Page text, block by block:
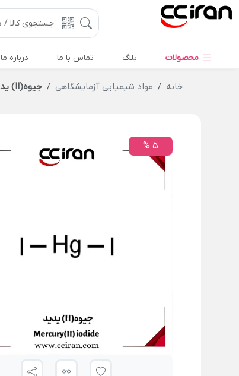
محصولات بلاگ تماس با ما درباره ما
خانه مواد شیمیایی آزمایشگاهی جیوه(II) یدید
5 %